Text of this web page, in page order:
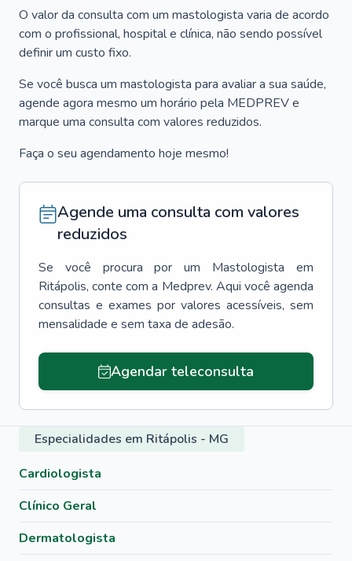
O valor da consulta com um mastologista varia de acordo
com o profissional, hospital e clínica, não sendo possível
definir um custo fixo.
Se você busca um mastologista para avaliar a sua saúde,
agende agora mesmo um horário pela MEDPREV e
marque uma consulta com valores reduzidos.
Faça o seu agendamento hoje mesmo!
Agende uma consulta com valores
reduzidos
Se você procura por um Mastologista
em
Ritápolis, conte com a Medprev. Aqui você agenda
consultas e exames por valores acessíveis, sem
mensalidade e sem taxa de adesão.
Agendar teleconsulta
Especialidades em Ritápolis - MG
Cardiologista
Clínico Geral
Dermatologista